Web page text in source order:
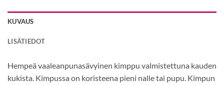
KUVAUS
LISÄTIEDOT
Hempeä vaaleanpunasävyinen kimppu valmistettuna kauden
kukista. Kimpussa on koristeena pieni nalle tai pupu. Kimpun